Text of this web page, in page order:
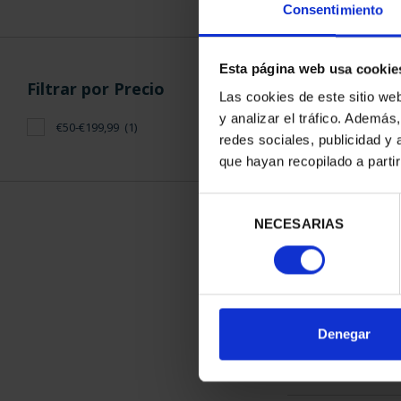
Consentimiento
Esta página web usa
Las cookies de este sitio
y analizar el tráfico.
redes sociales, publicidad y
que hayan recopilado a
consentimiento
NECESARIAS
Denegar
Filtrar por Precio
€50-€199,99 (1)
CIUDADES
ORDENAR POR: